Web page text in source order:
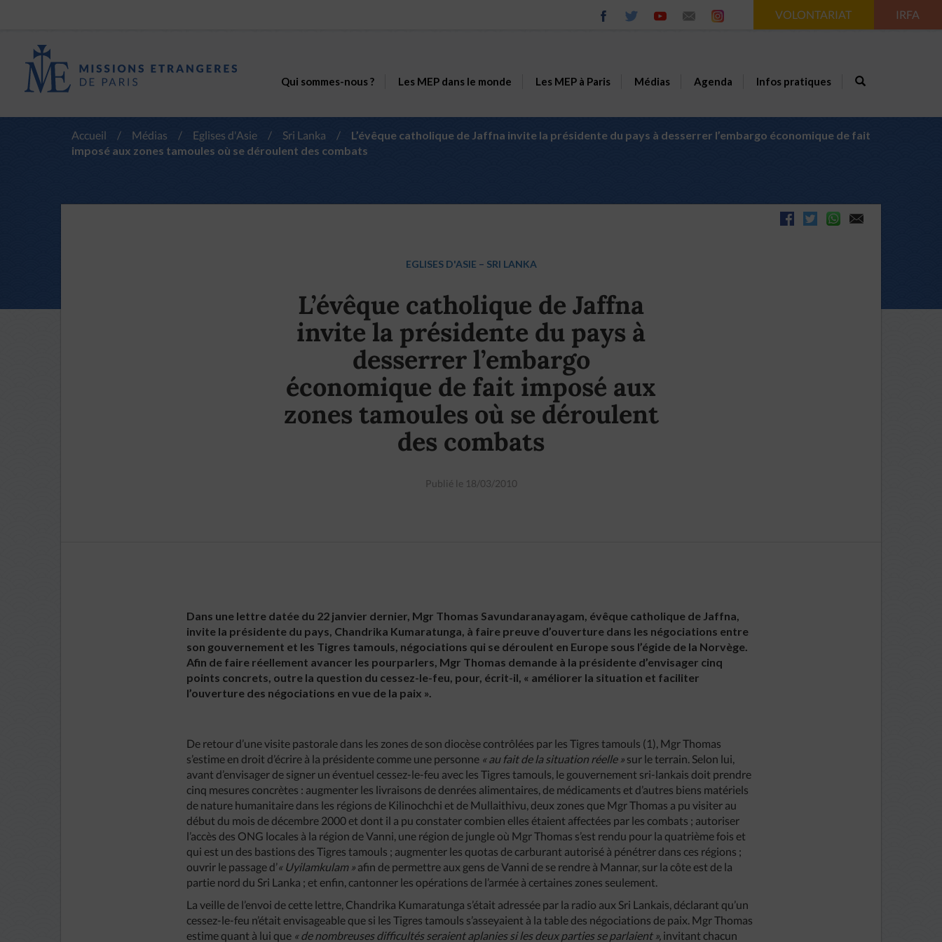
VOLONTARIAT IRFA
Qui sommes-nous ? Les MEP dans le monde Les MEP à Paris Médias Agenda Infos pratiques
Accueil / Médias / Eglises d'Asie / Sri Lanka /
L’évêque catholique de Jaffna invite la présidente du pays à desserrer l’embargo économique de fait
imposé aux zones tamoules où se déroulent des combats
EGLISES D'ASIE – SRI LANKA
L’évêque catholique de Jaffna
invite la présidente du pays à
desserrer l’embargo
économique de fait imposé aux
zones tamoules où se déroulent
des combats
Publié le 18/03/2010
Dans une lettre datée du 22 janvier dernier, Mgr Thomas Savundaranayagam, évêque catholique de Jaffna,
invite la présidente du pays, Chandrika Kumaratunga, à faire preuve d’ouverture dans les négociations entre
son gouvernement et les Tigres tamouls, négociations qui se déroulent en Europe sous l’égide de la Norvège.
Afin de faire réellement avancer les pourparlers, Mgr Thomas demande à la présidente d’envisager cinq
points concrets, outre la question du cessez-le-feu, pour, écrit-il, « améliorer la situation et faciliter
l’ouverture des négociations en vue de la paix ».
De retour d’une visite pastorale dans les zones de son diocèse contrôlées par les Tigres tamouls (1), Mgr Thomas
s’estime en droit d’écrire à la présidente comme une personne « au fait de la situation réelle » sur le terrain. Selon lui,
avant d’envisager de signer un éventuel cessez-le-feu avec les Tigres tamouls, le gouvernement sri-lankais doit prendre
cinq mesures concrètes : augmenter les livraisons de denrées alimentaires, de médicaments et d’autres biens matériels
de nature humanitaire dans les régions de Kilinochchi et de Mullaithivu, deux zones que Mgr Thomas a pu visiter au
début du mois de décembre 2000 et dont il a pu constater combien elles étaient affectées par les combats ; autoriser
l’accès des ONG locales à la région de Vanni, une région de jungle où Mgr Thomas s’est rendu pour la quatrième fois et
qui est un des bastions des Tigres tamouls ; augmenter les quotas de carburant autorisé à pénétrer dans ces régions ;
ouvrir le passage d’« Uyilamkulam » afin de permettre aux gens de Vanni de se rendre à Mannar, sur la côte est de la
partie nord du Sri Lanka ; et enfin, cantonner les opérations de l’armée à certaines zones seulement.
La veille de l’envoi de cette lettre, Chandrika Kumaratunga s’était adressée par la radio aux Sri Lankais, déclarant qu’un
cessez-le-feu n’était envisageable que si les Tigres tamouls s’asseyaient à la table des négociations de paix. Mgr Thomas
estime quant à lui que « de nombreuses difficultés seraient aplanies si les deux parties se parlaient », invitant chacun